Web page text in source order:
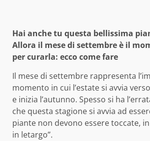
Hai anche tu questa bellissima
Allora il mese di settembre è il
per curarla: ecco come fare
Il mese di settembre rappresenta
momento in cui l’estate si avvia
e inizia l’autunno. Spesso si ha
che questa stagione si avvia ad
piante non devono essere toccate,
in letargo”.